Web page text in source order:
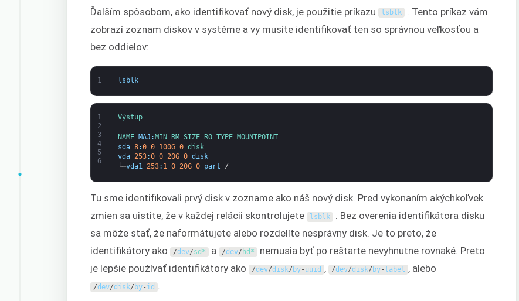
Ďalším spôsobom, ako identifikovať nový disk, je použitie príkazu lsblk . Tento príkaz vám
zobrazí zoznam diskov v systéme a vy musíte identifikovať ten so správnou veľkosťou a
bez oddielov:
1 lsblk
1
2
3
4
5
6
Výstup
NAME MAJ :MIN RM SIZE RO TYPE MOUNTPOINT
sda 8:0 0 100G 0 disk
vda 253:0 0 20G 0 disk
└─vda1 253: 1 0 20G 0 part /
Tu sme identifikovali prvý disk v zozname ako náš nový disk. Pred vykonaním akýchkoľvek
zmien sa uistite, že v každej relácii skontrolujete lsblk . Bez overenia identifikátora disku
sa môže stať, že naformátujete alebo rozdelíte nesprávny disk. Je to preto, že
identifikátory ako /dev/sd* a /dev/ hd* nemusia byť po reštarte nevyhnutne rovnaké. Preto
je lepšie používať identifikátory ako /dev/disk/ by- uuid , /dev/disk/ by- label , alebo
/dev/disk/ by- id .